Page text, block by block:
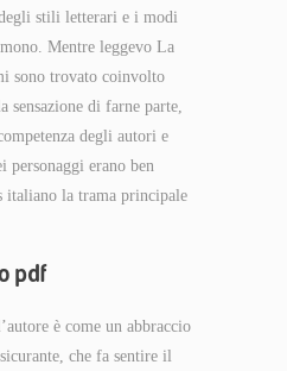
stili letterari e i modi
Mentre leggevo La
sono trovato coinvolto
sensazione di farne parte,
degli autori e
personaggi erano ben
italiano la trama principale
pdf
è come un abbraccio
che fa sentire il